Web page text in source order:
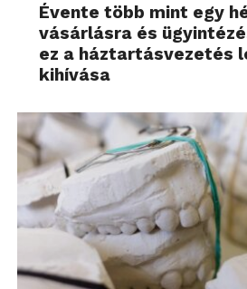
Évente több mint egy
vásárlásra és
ez a háztartásvezetés
kihívása